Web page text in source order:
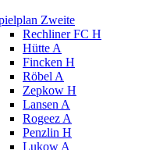
Zweite
Rechliner FC H
Hütte A
Fincken H
Röbel A
Zepkow H
Lansen A
Rogeez A
Penzlin H
Lukow A